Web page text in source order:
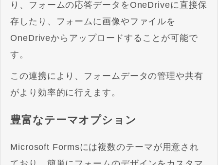
り、フォームの応答データをOneDriveに直接保
存したり、フォームに画像やファイルを
OneDriveからアップロードすることが可能で
す。
この連携により、フォームデータの管理や共有
がより効率的に行えます。
豊富なテーマオプション
Microsoft Formsには複数のテーマが用意され